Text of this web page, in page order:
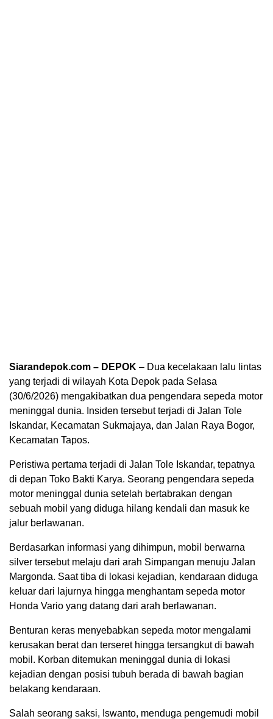
Siarandepok.com – DEPOK – Dua kecelakaan lalu lintas
yang terjadi di wilayah Kota Depok pada Selasa
(30/6/2026) mengakibatkan dua pengendara sepeda motor
meninggal dunia. Insiden tersebut terjadi di Jalan Tole
Iskandar, Kecamatan Sukmajaya, dan Jalan Raya Bogor,
Kecamatan Tapos.
Peristiwa pertama terjadi di Jalan Tole Iskandar, tepatnya
di depan Toko Bakti Karya. Seorang pengendara sepeda
motor meninggal dunia setelah bertabrakan dengan
sebuah mobil yang diduga hilang kendali dan masuk ke
jalur berlawanan.
Berdasarkan informasi yang dihimpun, mobil berwarna
silver tersebut melaju dari arah Simpangan menuju Jalan
Margonda. Saat tiba di lokasi kejadian, kendaraan diduga
keluar dari lajurnya hingga menghantam sepeda motor
Honda Vario yang datang dari arah berlawanan.
Benturan keras menyebabkan sepeda motor mengalami
kerusakan berat dan terseret hingga tersangkut di bawah
mobil. Korban ditemukan meninggal dunia di lokasi
kejadian dengan posisi tubuh berada di bawah bagian
belakang kendaraan.
Salah seorang saksi, Iswanto, menduga pengemudi mobil